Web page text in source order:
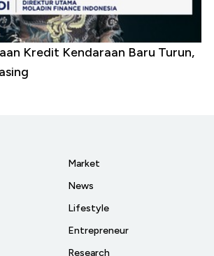
Kredit Kendaraan Baru Turun,
Market
News
Lifestyle
Entrepreneur
Research